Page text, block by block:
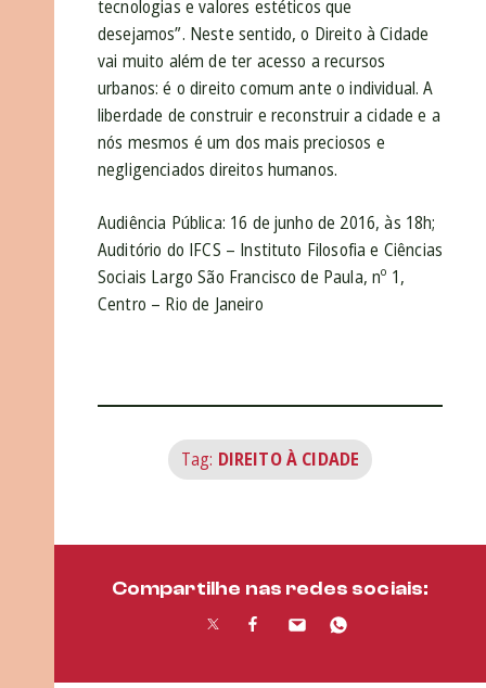
tecnologias e valores estéticos que
desejamos”. Neste sentido, o Direito à Cidade
vai muito além de ter acesso a recursos
urbanos: é o direito comum ante o individual. A
liberdade de construir e reconstruir a cidade e a
nós mesmos é um dos mais preciosos e
negligenciados direitos humanos.
Audiência Pública: 16 de junho de 2016, às 18h;
Auditório do IFCS – Instituto Filosofia e Ciências
Sociais Largo São Francisco de Paula, nº 1,
Centro – Rio de Janeiro
Tag: DIREITO À CIDADE
Compartilhe nas redes sociais: